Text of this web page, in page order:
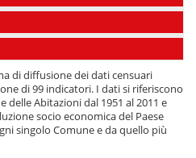
di diffusione dei dati censuari
di 99 indicatori. I dati si riferiscono
delle Abitazioni dal 1951 al 2011 e
socio economica del Paese
singolo Comune e da quello più